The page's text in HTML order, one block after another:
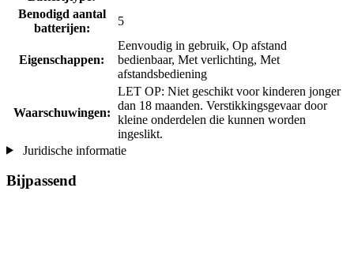
Benodigd aantal
batterijen:
5
Eigenschappen:
Eenvoudig in gebruik, Op afstand
bedienbaar, Met verlichting, Met
afstandsbediening
Waarschuwingen:
LET OP: Niet geschikt voor kinderen jonger
dan 18 maanden. Verstikkingsgevaar door
kleine onderdelen die kunnen worden
ingeslikt.
Juridische informatie
Bijpassend